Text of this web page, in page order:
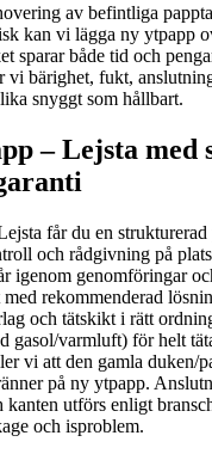
av befintliga
kan vi lägga ny ytpapp
sparar både tid och
vi bärighet, fukt,
snyggt som hållbart.
– Lejsta med
får du en
och rådgivning på
igenom genomföringar
rekommenderad
och tätskikt i rätt
gasol/varmluft) för helt
vi att den gamla duken/
på ny ytpapp.
kanten utförs enligt
och isproblem.